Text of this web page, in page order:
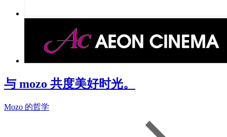
与 mozo 共度美好时光。
Mozo 的哲学